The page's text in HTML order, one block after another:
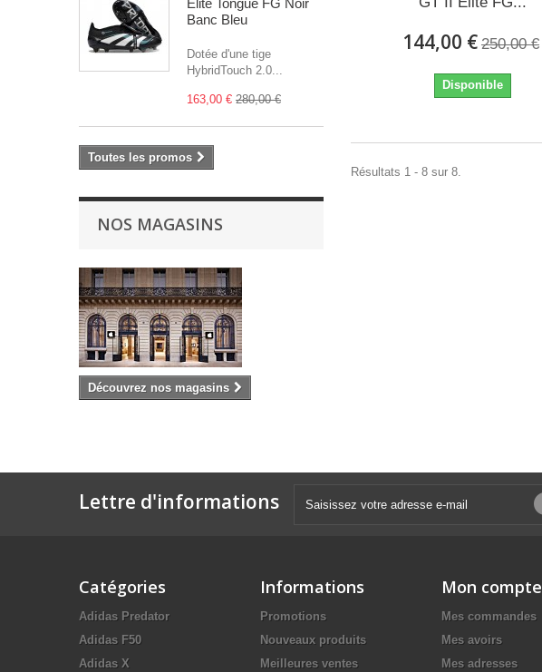
Elite Tongue FG Noir
Banc Bleu
Dotée d'une tige
HybridTouch 2.0...
163,00 € 280,00 €
Toutes les promos
NOS MAGASINS
Découvrez nos magasins
144,00 € 250,00 €
Disponible
Résultats 1 - 8 sur 8.
Lettre d'informations
Catégories
Adidas Predator
Adidas F50
Adidas X
Informations
Promotions
Nouveaux produits
Meilleures ventes
Mon compte
Mes commandes
Mes avoirs
Mes adresses